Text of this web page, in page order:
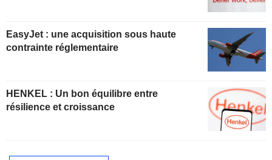
EasyJet : une acquisition sous haute
contrainte réglementaire
HENKEL : Un bon équilibre entre
résilience et croissance